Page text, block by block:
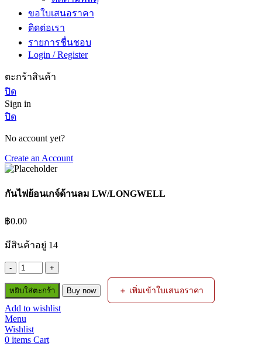
ขอใบเสนอราคา
ติดต่อเรา
รายการชื่นชอบ
Login / Register
ตะกร้าสินค้า
ปิด
Sign in
ปิด
No account yet?
Create an Account
กันไฟย้อนเกจ์ด้านลม LW/LONGWELL
฿0.00
มีสินค้าอยู่ 14
จำนวน
กัน
ไฟ
ย้อน
เกจ์
ด้าน
หยิบใส่ตะกร้า Buy now ＋ เพิ่มเข้าใบเสนอราคา
Add to wishlist
Menu
Wishlist
0 items Cart